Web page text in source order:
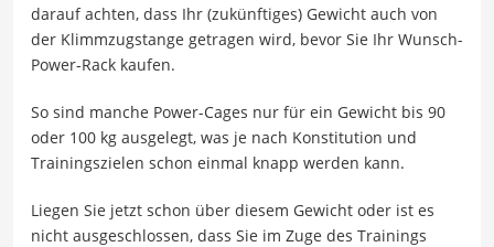
darauf achten, dass Ihr (zukünftiges) Gewicht auch von
der Klimmzugstange getragen wird, bevor Sie Ihr Wunsch-
Power-Rack kaufen.
So sind manche Power-Cages nur für ein Gewicht bis 90
oder 100 kg ausgelegt, was je nach Konstitution und
Trainingszielen schon einmal knapp werden kann.
Liegen Sie jetzt schon über diesem Gewicht oder ist es
nicht ausgeschlossen, dass Sie im Zuge des Trainings